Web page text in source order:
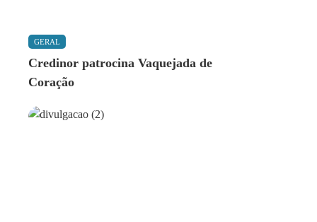
GERAL
Credinor patrocina Vaquejada de
Coração